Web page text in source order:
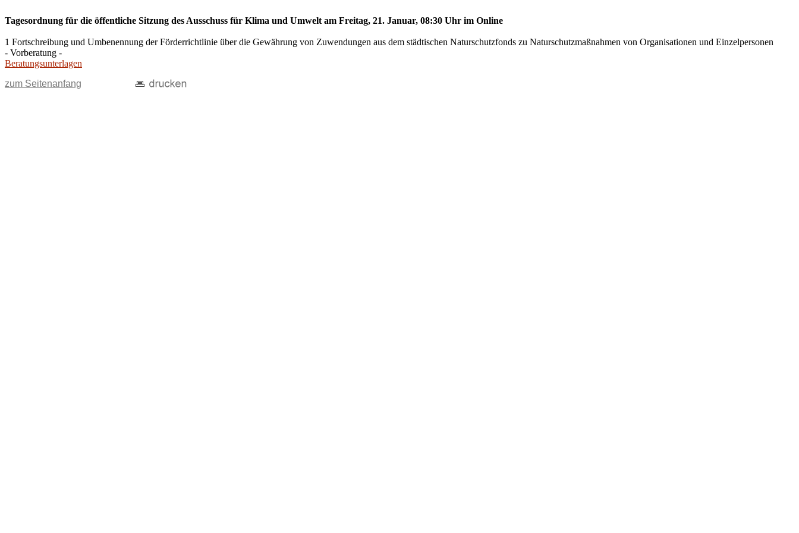
Tagesordnung für die öffentliche Sitzung des Ausschuss für Klima und Umwelt am Freitag, 21. Januar, 08:30 Uhr im Online
1 Fortschreibung und Umbenennung der Förderrichtlinie über die Gewährung von Zuwendungen aus dem städtischen Naturschutzfonds zu Naturschutzmaßnahmen von Organisationen und Einzelpersonen
- Vorberatung -
Beratungsunterlagen
zum Seitenanfang